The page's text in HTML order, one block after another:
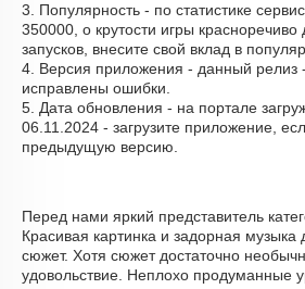
3. Популярность - по статистике
350000, о крутости игры
запусков, внесите свой вклад в
4. Версия приложения - данный релиз
исправлены ошибки.
5. Дата обновления - на портале
06.11.2024 - загрузите приложение,
предыдущую версию.
Перед нами яркий представитель
Красивая картинка и задорная
сюжет. Хотя сюжет достаточно
удовольствие. Неплохо продуманные